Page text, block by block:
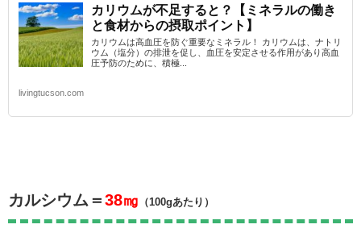
カリウムが不足すると？【ミネラルの働き
と食材からの摂取ポイント】
カリウムは高血圧を防ぐ重要なミネラル！ カリウムは、ナトリ
ウム（塩分）の排泄を促し、血圧を安定させる作用があり高血
圧予防のために、積極...
livingtucson.com
カルシウム＝38㎎ （100gあたり）